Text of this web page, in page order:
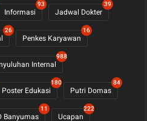
Informasi
93
Jadwal Dokter
39
26
Penkes Karyawan
16
Internal
988
Poster Edukasi
180
Putri Domas
84
Banyumas
11
Ucapan
222